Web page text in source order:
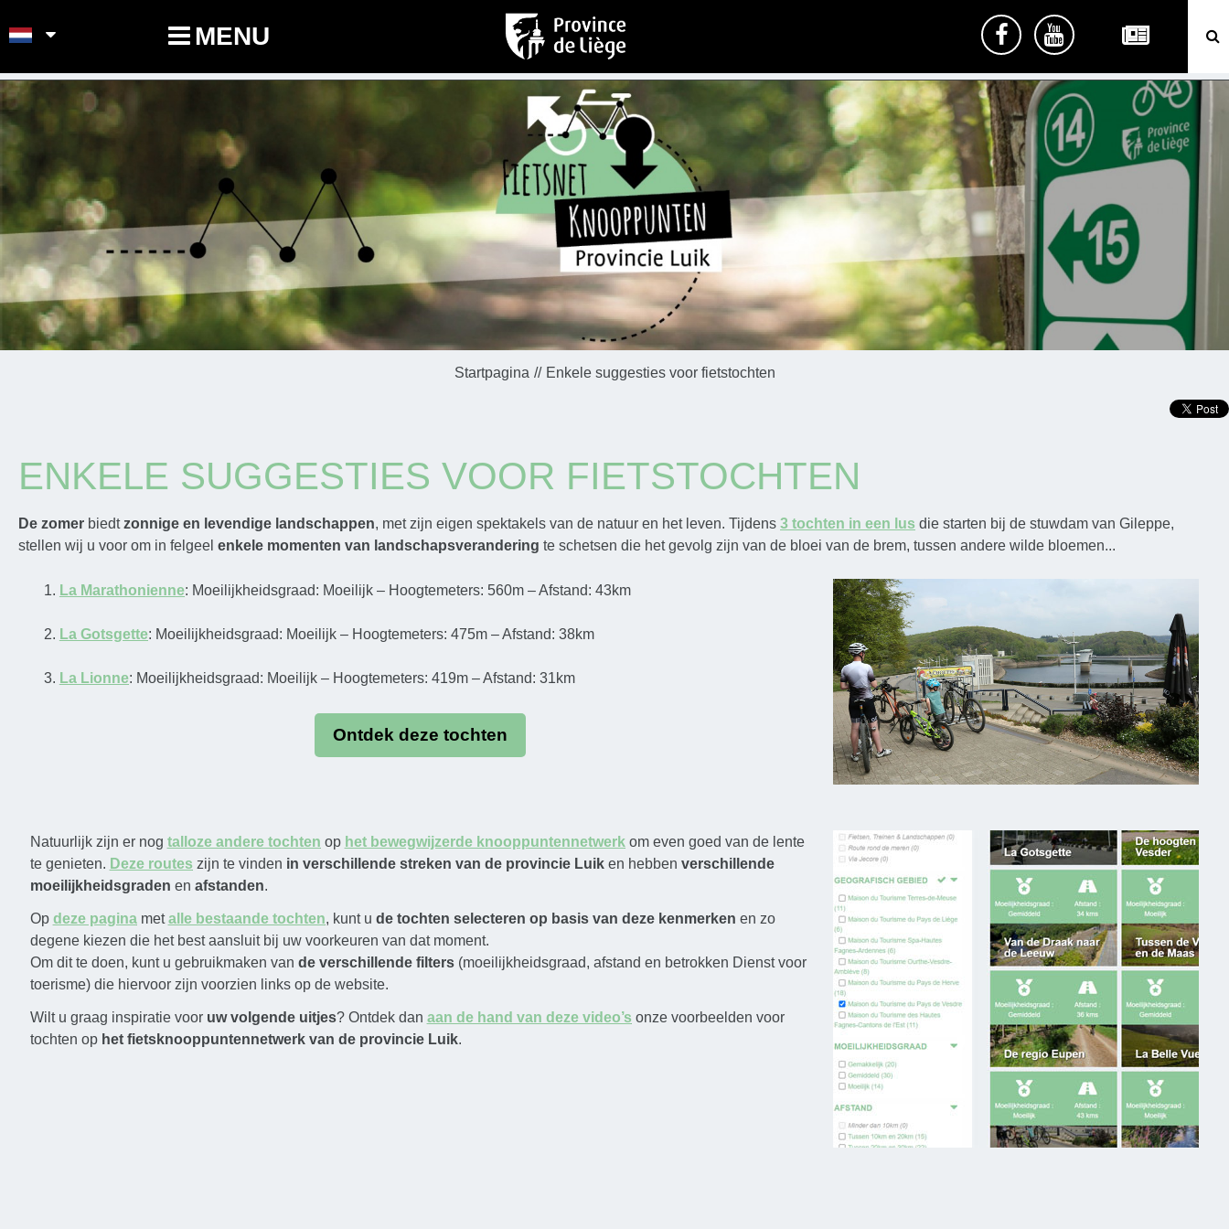
MENU
Startpagina Enkele suggesties voor fietstochten
ENKELE SUGGESTIES VOOR FIETSTOCHTEN
De zomer biedtzonnige en levendige landschappen, met zijn eigen spektakels van de natuur en het leven. Tijdens 3 tochten in een lus die starten bij de stuwdam van Gileppe,
stellen wij u voor om in felgeel enkele momenten van landschapsverandering te schetsen die het gevolg zijn van de bloei van de brem, tussen andere wilde bloemen...
La Marathonienne: Moeilijkheidsgraad: Moeilijk – Hoogtemeters: 560m – Afstand: 43km
La Gotsgette: Moeilijkheidsgraad: Moeilijk – Hoogtemeters: 475m – Afstand: 38km
La Lionne: Moeilijkheidsgraad: Moeilijk – Hoogtemeters: 419m – Afstand: 31km
Ontdek deze tochten
Natuurlijk zijn er nog talloze andere tochten op het bewegwijzerde knooppuntennetwerkom even goed van de lente
te genieten. Deze routes zijn te vinden in verschillende streken van de provincie Luiken hebben verschillende
moeilijkheidsgraden en afstanden.
Op deze paginametalle bestaande tochten, kunt u de tochten selecteren op basis van deze kenmerken en zo
degene kiezen die het best aansluit bij uw voorkeuren van dat moment.
Om dit te doen, kunt u gebruikmaken van de verschillende filters(moeilijkheidsgraad, afstand en betrokken Dienst voor
toerisme) die hiervoor zijn voorzien links op de website.
Wilt u graag inspiratie voor uw volgende uitjes? Ontdek dan aan de hand van deze video’s onze voorbeelden voor
tochten op het fietsknooppuntennetwerk van de provincie Luik.